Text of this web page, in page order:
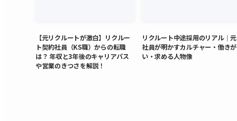
【元リクルートが激白】リクルー
ト契約社員（KS職）からの転職
は？ 年収と3年後のキャリアパス
や営業のきつさを解説！
リクルート中途採用のリアル｜元
社員が明かすカルチャー・働きが
い・求める人物像